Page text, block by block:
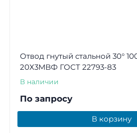
Отвод гнутый стальной 30°
20Х3МВФ ГОСТ 22793-83
В наличии
По запросу
В корзину